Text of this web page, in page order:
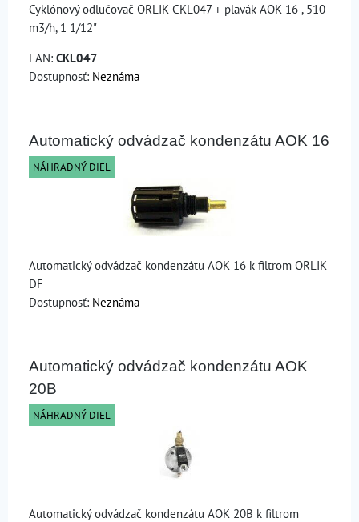
Cyklónový odlučovač ORLIK CKL047 + plavák AOK 16 , 510
m3/h, 1 1/12"
EAN: CKL047
Dostupnosť: Neznáma
Automatický odvádzač kondenzátu AOK 16
NÁHRADNÝ DIEL
Automatický odvádzač kondenzátu AOK 16 k filtrom ORLIK
DF
Dostupnosť: Neznáma
Automatický odvádzač kondenzátu AOK
20B
NÁHRADNÝ DIEL
Automatický odvádzač kondenzátu AOK 20B k filtrom